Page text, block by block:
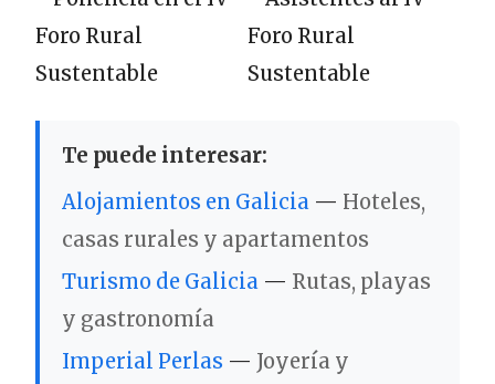
Te puede interesar:
Alojamientos en Galicia — Hoteles,
casas rurales y apartamentos
Turismo de Galicia — Rutas, playas
y gastronomía
Imperial Perlas — Joyería y